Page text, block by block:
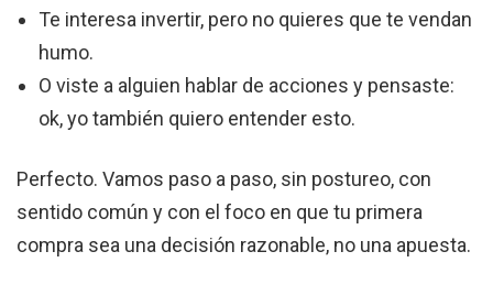
Te interesa invertir, pero no quieres que te vendan
humo.
O viste a alguien hablar de acciones y pensaste:
ok, yo también quiero entender esto.
Perfecto. Vamos paso a paso, sin postureo, con
sentido común y con el foco en que tu primera
compra sea una decisión razonable, no una apuesta.